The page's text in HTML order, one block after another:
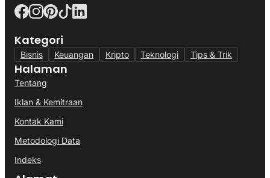
Kategori
Bisnis Keuangan Kripto Teknologi Tips & Trik
Halaman
Tentang
Iklan & Kemitraan
Kontak Kami
Metodologi Data
Indeks